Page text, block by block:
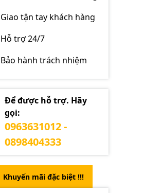
Giao tận tay khách hàng
Hỗ trợ 24/7
Bảo hành trách nhiệm
Để được hỗ trợ. Hãy
gọi:
0963631012 -
0898404333
Khuyến mãi đặc biệt !!!